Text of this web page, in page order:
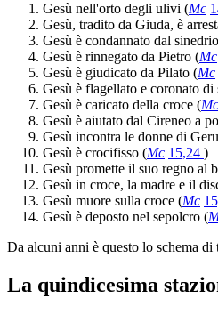
Gesù nell'orto degli ulivi (Mc
Gesù, tradito da Giuda, è
Gesù è condannato dal
Gesù è rinnegato da Pietro (Mc
Gesù è giudicato da Pilato (Mc
Gesù è flagellato e coronato di
Gesù è caricato della croce (Mc
Gesù è aiutato dal Cireneo a
Gesù incontra le donne di
Gesù è crocifisso (Mc 15,24 )
Gesù promette il suo regno al
Gesù in croce, la madre e il
Gesù muore sulla croce (Mc
Gesù è deposto nel sepolcro (
Da alcuni anni è questo lo schema di
La quindicesima